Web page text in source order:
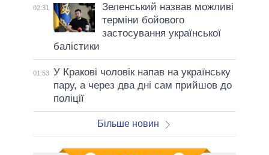
02:31
Зеленський назвав можливі
терміни бойового
застосування української
балістики
01:53 У Кракові чоловік напав на українську
пару, а через два дні сам прийшов до
поліції
Більше новин